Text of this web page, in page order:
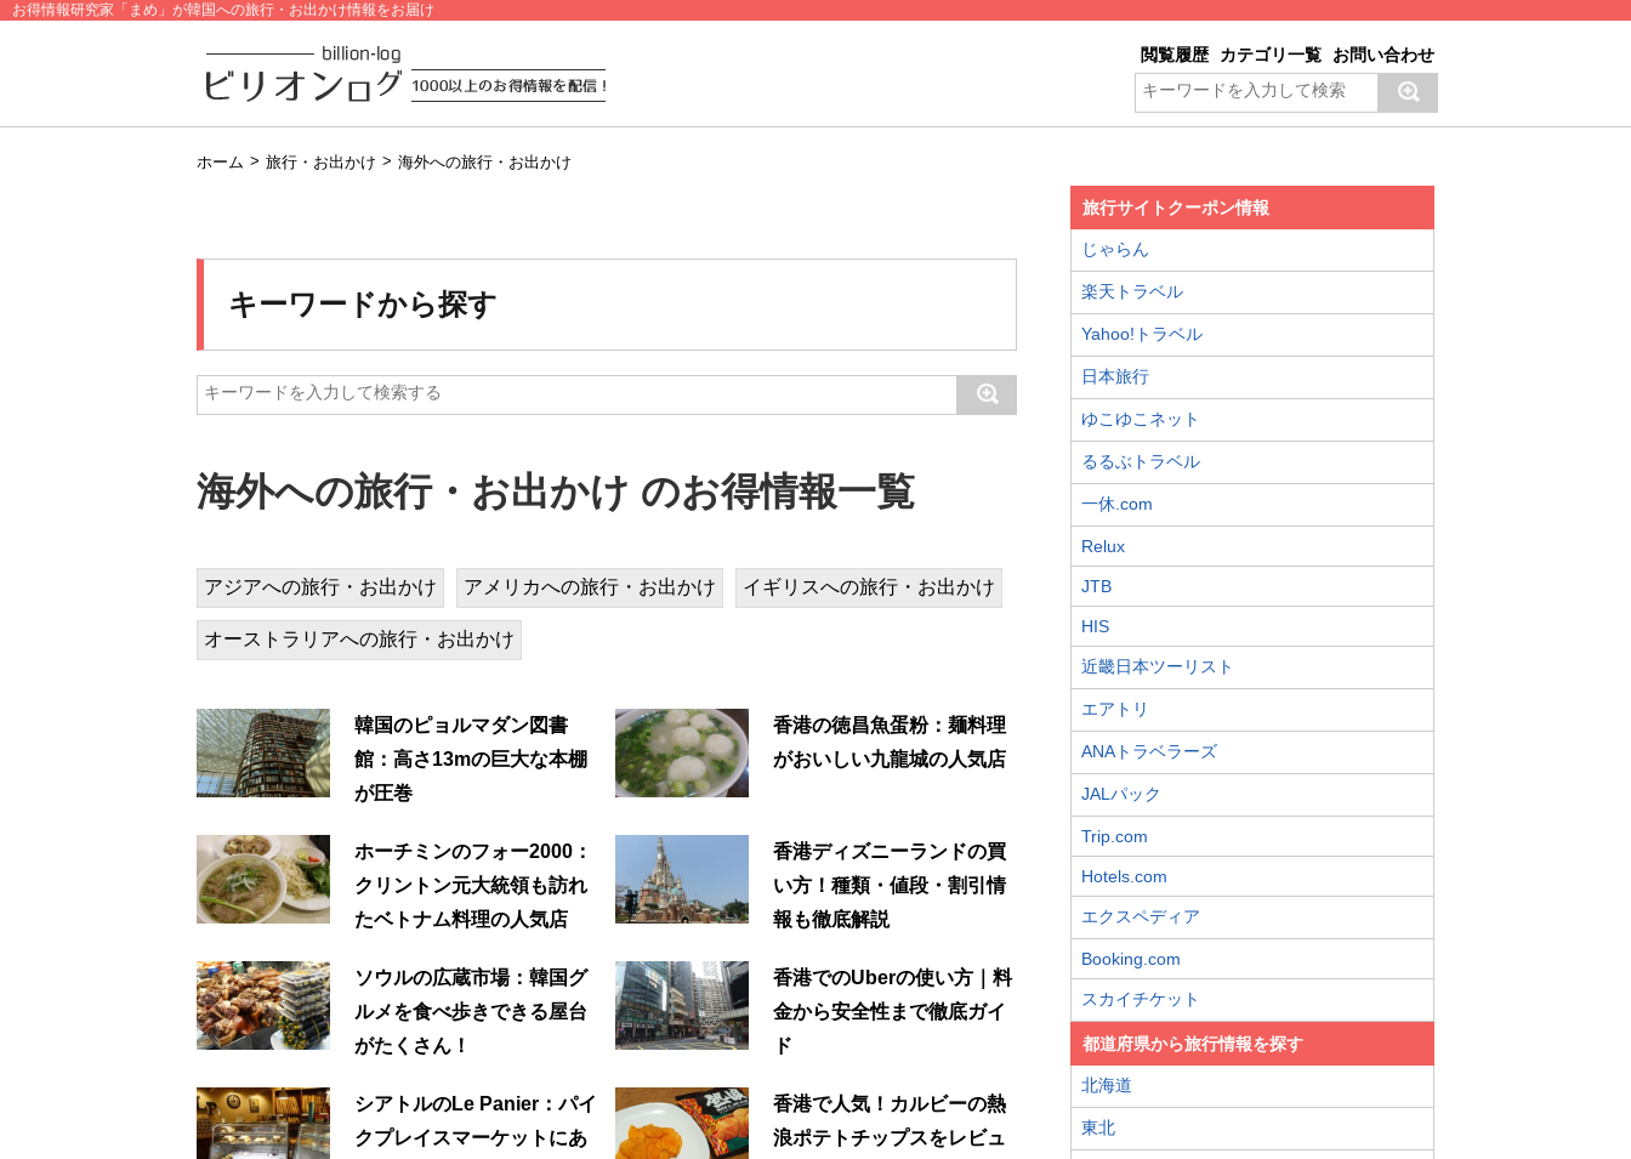
お得情報研究家「まめ」が韓国への旅行・お出かけ情報をお届け
閲覧履歴 カテゴリ一覧 お問い合わせ
ホーム > 旅行・お出かけ > 海外への旅行・お出かけ
キーワードから探す
海外への旅行・お出かけ のお得情報一覧
アジアへの旅行・お出かけ アメリカへの旅行・お出かけ イギリスへの旅行・お出かけ
オーストラリアへの旅行・お出かけ
韓国のピョルマダン図書
館：高さ13mの巨大な本棚
が圧巻
香港の徳昌魚蛋粉：麺料理
がおいしい九龍城の人気店
ホーチミンのフォー2000：
クリントン元大統領も訪れ
たベトナム料理の人気店
香港ディズニーランドの買
い方！種類・値段・割引情
報も徹底解説
ソウルの広蔵市場：韓国グ
ルメを食べ歩きできる屋台
がたくさん！
香港でのUberの使い方｜料
金から安全性まで徹底ガイ
ド
シアトルのLe Panier：パイ
クプレイスマーケットにあ
香港で人気！カルビーの熱
浪ポテトチップスをレビュ
旅行サイトクーポン情報
じゃらん
楽天トラベル
Yahoo!トラベル
日本旅行
ゆこゆこネット
るるぶトラベル
一休.com
Relux
JTB
HIS
近畿日本ツーリスト
エアトリ
ANAトラベラーズ
JALパック
Trip.com
Hotels.com
エクスペディア
Booking.com
スカイチケット
都道府県から旅行情報を探す
北海道
東北